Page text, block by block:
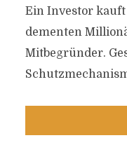
Ein Investor
dementen
Mitbegründer.